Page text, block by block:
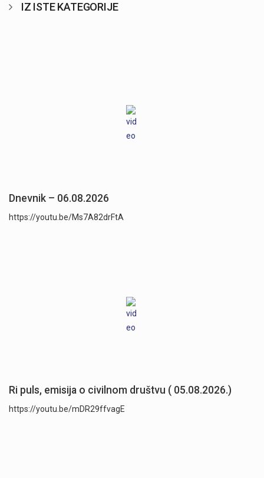
IZ ISTE KATEGORIJE
Dnevnik – 06.08.2026
https://youtu.be/Ms7A82drFtA
Ri puls, emisija o civilnom društvu ( 05.08.2026.)
https://youtu.be/mDR29ffvagE